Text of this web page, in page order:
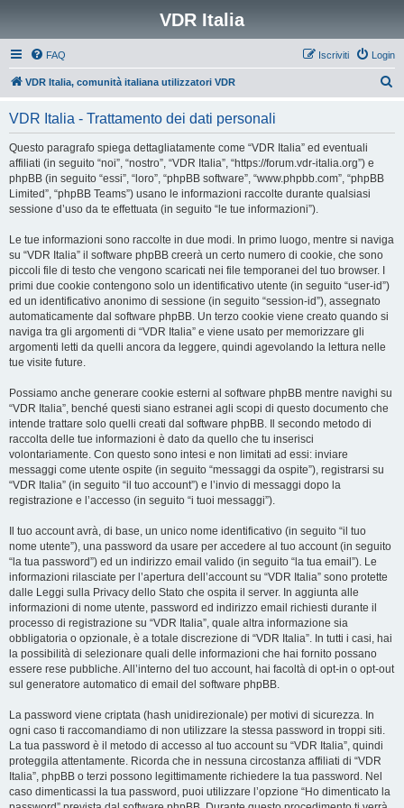
VDR Italia
FAQ Login
Iscriviti
VDR Italia, comunità italiana utilizzatori VDR
VDR Italia - Trattamento dei dati personali
Questo paragrafo spiega dettagliatamente come “VDR Italia” ed eventuali
affiliati (in seguito “noi”, “nostro”, “VDR Italia”, “https://forum.vdr-italia.org”) e
phpBB (in seguito “essi”, “loro”, “phpBB software”, “www.phpbb.com”, “phpBB
Limited”, “phpBB Teams”) usano le informazioni raccolte durante qualsiasi
sessione d’uso da te effettuata (in seguito “le tue informazioni”).
Le tue informazioni sono raccolte in due modi. In primo luogo, mentre si naviga
su “VDR Italia” il software phpBB creerà un certo numero di cookie, che sono
piccoli file di testo che vengono scaricati nei file temporanei del tuo browser. I
primi due cookie contengono solo un identificativo utente (in seguito “user-id”)
ed un identificativo anonimo di sessione (in seguito “session-id”), assegnato
automaticamente dal software phpBB. Un terzo cookie viene creato quando si
naviga tra gli argomenti di “VDR Italia” e viene usato per memorizzare gli
argomenti letti da quelli ancora da leggere, quindi agevolando la lettura nelle
tue visite future.
Possiamo anche generare cookie esterni al software phpBB mentre navighi su
“VDR Italia”, benché questi siano estranei agli scopi di questo documento che
intende trattare solo quelli creati dal software phpBB. Il secondo metodo di
raccolta delle tue informazioni è dato da quello che tu inserisci
volontariamente. Con questo sono intesi e non limitati ad essi: inviare
messaggi come utente ospite (in seguito “messaggi da ospite”), registrarsi su
“VDR Italia” (in seguito “il tuo account”) e l’invio di messaggi dopo la
registrazione e l’accesso (in seguito “i tuoi messaggi”).
Il tuo account avrà, di base, un unico nome identificativo (in seguito “il tuo
nome utente”), una password da usare per accedere al tuo account (in seguito
“la tua password”) ed un indirizzo email valido (in seguito “la tua email”). Le
informazioni rilasciate per l’apertura dell’account su “VDR Italia” sono protette
dalle Leggi sulla Privacy dello Stato che ospita il server. In aggiunta alle
informazioni di nome utente, password ed indirizzo email richiesti durante il
processo di registrazione su “VDR Italia”, quale altra informazione sia
obbligatoria o opzionale, è a totale discrezione di “VDR Italia”. In tutti i casi, hai
la possibilità di selezionare quali delle informazioni che hai fornito possano
essere rese pubbliche. All’interno del tuo account, hai facoltà di opt-in o opt-out
sul generatore automatico di email del software phpBB.
La password viene criptata (hash unidirezionale) per motivi di sicurezza. In
ogni caso ti raccomandiamo di non utilizzare la stessa password in troppi siti.
La tua password è il metodo di accesso al tuo account su “VDR Italia”, quindi
proteggila attentamente. Ricorda che in nessuna circostanza affiliati di “VDR
Italia”, phpBB o terzi possono legittimamente richiedere la tua password. Nel
caso dimenticassi la tua password, puoi utilizzare l’opzione “Ho dimenticato la